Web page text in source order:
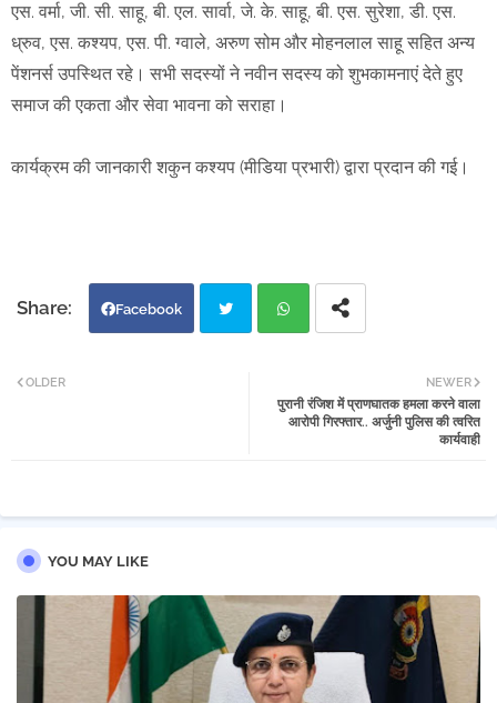
एस. वर्मा, जी. सी. साहू, बी. एल. सार्वा, जे. के. साहू, बी. एस. सुरेशा, डी. एस.
ध्रुव, एस. कश्यप, एस. पी. ग्वाले, अरुण सोम और मोहनलाल साहू सहित अन्य
पेंशनर्स उपस्थित रहे। सभी सदस्यों ने नवीन सदस्य को शुभकामनाएं देते हुए
समाज की एकता और सेवा भावना को सराहा।
कार्यक्रम की जानकारी शकुन कश्यप (मीडिया प्रभारी) द्वारा प्रदान की गई।
Facebook
atsa
NEWER
पुरानी रंजिश में प्राणघातक हमला करने वाला
आरोपी गिरफ्तार.. अर्जुनी पुलिस की त्वरित
कार्यवाही
OLDER
YOU MAY LIKE